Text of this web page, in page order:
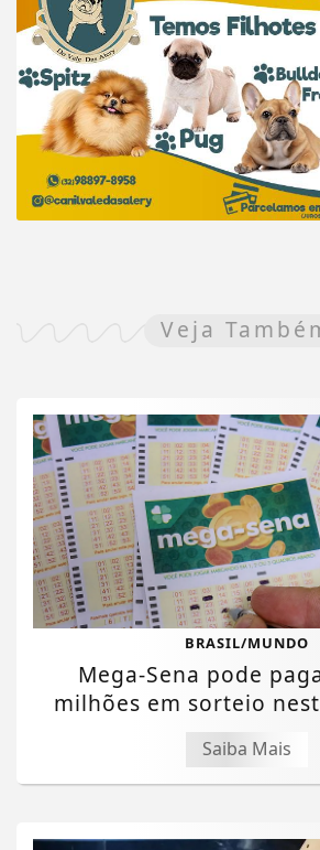
Veja
BRASIL/MUNDO
Mega-Sena pode
milhões em sorteio
Saiba Mais